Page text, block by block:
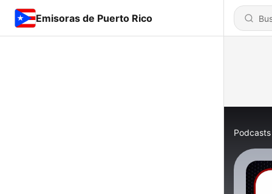
Emisoras de Puerto Rico
Podcasts